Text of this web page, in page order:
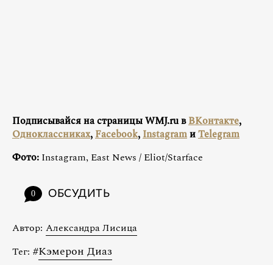
Подписывайся на страницы WMJ.ru вВКонтакте,
Одноклассниках,Facebook,InstagramиTelegram
Фото: Instagram, East News / Eliot/Starface
0 ОБСУДИТЬ
Автор: Александра Лисица
Тег: #Кэмерон Диаз